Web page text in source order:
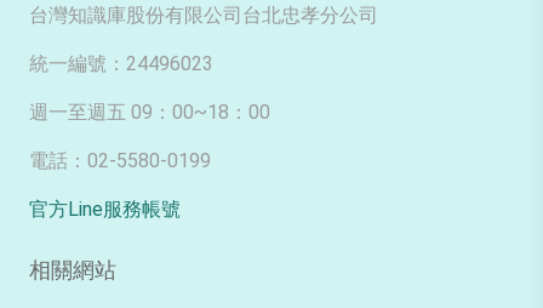
台灣知識庫股份有限公司台北忠孝分公司
統一編號：24496023
週一至週五 09：00~18：00
電話：02-5580-0199
官方Line服務帳號
相關網站